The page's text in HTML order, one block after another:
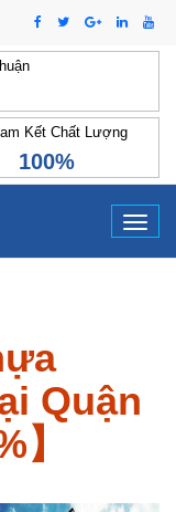
Kết Chất Lượng
100%
Quận